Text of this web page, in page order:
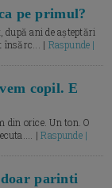
pe primul?
ani de așteptări
însărc... | Raspunde |
copil. E
din orice. Un ton. O
|Raspunde |
parinti